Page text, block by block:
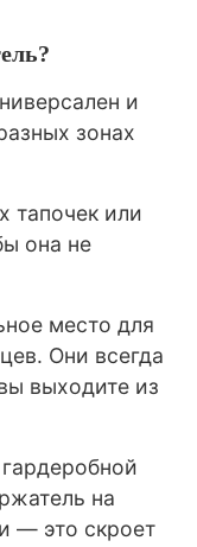
и
зонах
тапочек или
она не
место для
Они всегда
выходите из
на
— это скроет